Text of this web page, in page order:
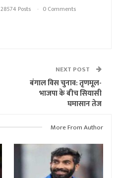
28574 Posts 0 Comments
NEXT POST
बंगाल विस चुनाव: तृणमूल-
भाजपा के बीच सियासी
घमासान तेज
More From Author